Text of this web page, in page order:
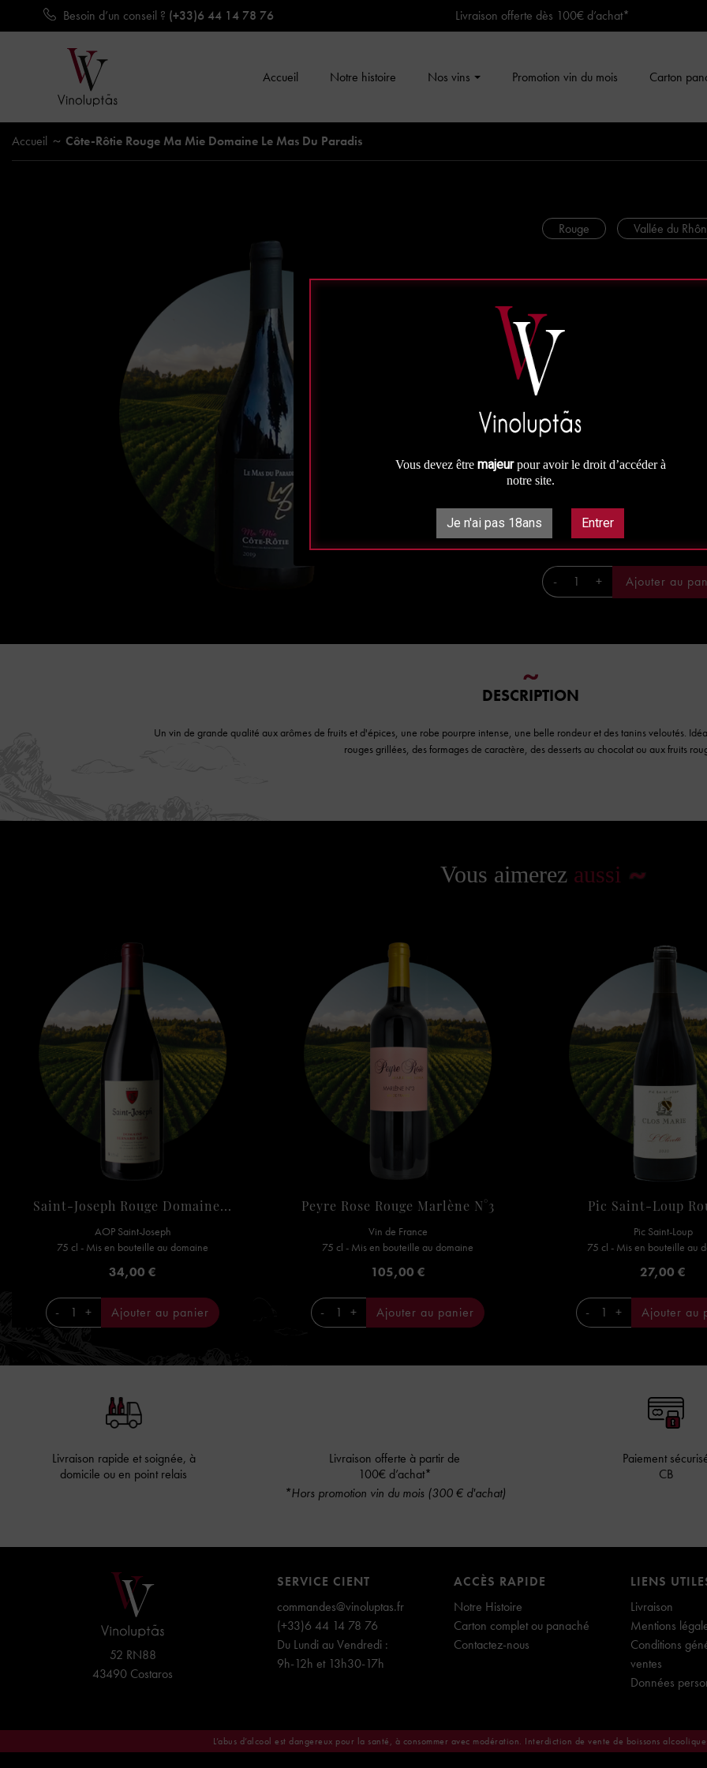
Vous devez être majeurpour avoir le droit d’accéder à
notre site.
Je n'ai pas 18ans Entrer
Besoin d’un conseil ? (+33)6 44 14 78 76 Livraison offerte dès 100€ d’achat*
Accueil Notre histoire Nos vins Promotion vin du mois Carton
Accueil Côte-Rôtie Rouge Ma Mie Domaine Le Mas Du Paradis
Rouge Vallée du
AOC Côte-Rôtie
75 cl - Mis en bouteille au
Un Côte-Rôtie profond et puissant
Prix à la bouteille : 44 €
Prix au carton panaché : 37.40 €
Prix au carton : 35.20 €
44,00 €
 Disponible
- + Ajouter au
DESCRIPTION
Un vin de grande qualité aux arômes de fruits et d'épices, une robe pourpre intense, une belle rondeur et des tanins veloutés.
rouges grillées, des formages de caractère, des desserts au chocolat ou aux fruits
Vous aimerez aussi
Saint-Joseph Rouge Domaine...
AOP Saint-Joseph
75 cl - Mis en bouteille au domaine
Prix
34,00 €
- + Ajouter au panier
Peyre Rose Rouge Marlène N°3
Vin de France
75 cl - Mis en bouteille au domaine
Prix
105,00 €
- + Ajouter au panier
Pic Saint-Loup
Pic Saint-Loup
75 cl - Mis en bouteille au
Prix
27,00 €
- + Ajouter au
Livraison rapide et soignée, à
domicile ou en point relais
Livraison offerte à partir de
100€ d’achat*
*Hors promotion vin du mois (300 € d'achat)
Paiement
CB
52 RN88
43490 Costaros
SERVICE CIENT
commandes@vinoluptas.fr
(+33)6 44 14 78 76
Du Lundi au Vendredi :
9h-12h et 13h30-17h
ACCÈS RAPIDE
Notre Histoire
Carton complet ou panaché
Contactez-nous
LIENS
Livraison
Mentions
Conditions
ventes
Données
L’abus d’alcool est dangereux pour la santé, à consommer avec modération. Interdiction de vente de boissons